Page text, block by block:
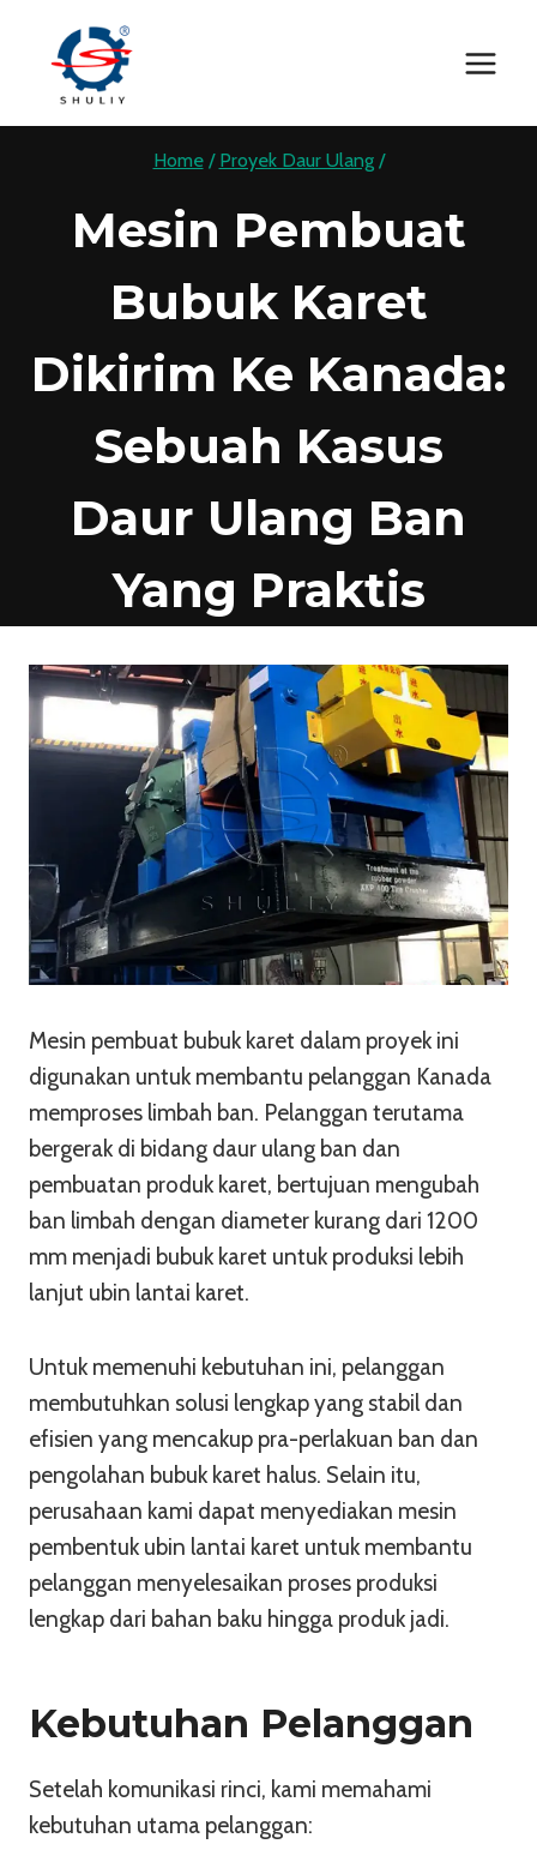
content
Home / Proyek Daur Ulang /
Mesin Pembuat
Bubuk Karet
Dikirim Ke Kanada:
Sebuah Kasus
Daur Ulang Ban
Yang Praktis
Mesin pembuat bubuk karet dalam proyek ini
digunakan untuk membantu pelanggan Kanada
memproses limbah ban. Pelanggan terutama
bergerak di bidang daur ulang ban dan
pembuatan produk karet, bertujuan mengubah
ban limbah dengan diameter kurang dari 1200
mm menjadi bubuk karet untuk produksi lebih
lanjut ubin lantai karet.
Untuk memenuhi kebutuhan ini, pelanggan
membutuhkan solusi lengkap yang stabil dan
efisien yang mencakup pra-perlakuan ban dan
pengolahan bubuk karet halus. Selain itu,
perusahaan kami dapat menyediakan mesin
pembentuk ubin lantai karet untuk membantu
pelanggan menyelesaikan proses produksi
lengkap dari bahan baku hingga produk jadi.
Kebutuhan Pelanggan
Setelah komunikasi rinci, kami memahami
kebutuhan utama pelanggan: